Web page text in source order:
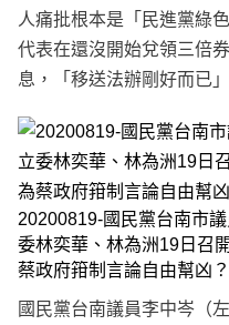
人痛批根本是「民進黨綠
代表在還沒開始兌領三倍
息，「移送法辦剛好而已」
20200819-國民黨台南市
委林奕華、林為洲19日召
蔡政府箝制言論自由幫凶
國民黨台南議員李中岑（